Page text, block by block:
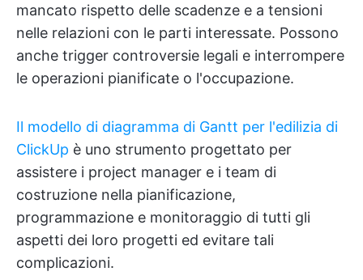
mancato rispetto delle scadenze e a tensioni
nelle relazioni con le parti interessate. Possono
anche trigger controversie legali e interrompere
le operazioni pianificate o l'occupazione.
Il modello di diagramma di Gantt per l'edilizia di
ClickUp è uno strumento progettato per
assistere i project manager e i team di
costruzione nella pianificazione,
programmazione e monitoraggio di tutti gli
aspetti dei loro progetti ed evitare tali
complicazioni.